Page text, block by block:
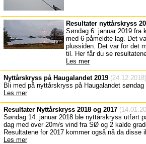
Resultater nyttårskryss
Søndag 6. januar 2019 fra
med 6 påmeldte lag. Det
plussiden. Det var for det
til. Her får du se
Les mer
Nyttårskryss på Haugalandet 2019 (24.12.2018)
Bli med på nyttårskryss på Haugalandet søndag
Les mer
Resultater Nyttårskryss 2018 og 2017
Søndag 14. januar 2018 ble nyttårskryss utført
dag med over 20m/s vind fra SØ og 2 kalde
Resultatene for 2017 kommer også nå da
Les mer